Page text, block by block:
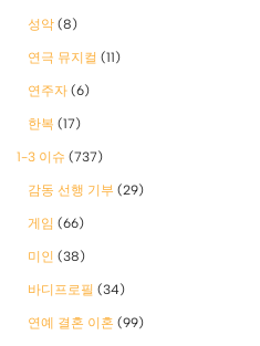
성악 (8)
연극 뮤지컬 (11)
연주자 (6)
한복 (17)
1-3 이슈 (737)
감동 선행 기부 (29)
게임 (66)
미인 (38)
바디프로필 (34)
연예 결혼 이혼 (99)